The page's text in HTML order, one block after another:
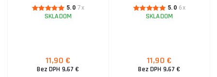
5.0 7x
SKLADOM
11,90 €
Bez DPH 9,67 €
5.0 6x
SKLADOM
11,90 €
Bez DPH 9,67 €